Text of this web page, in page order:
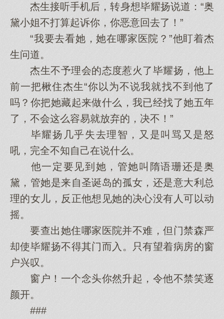
杰生接听手机后，转身想毕耀扬说道：“奥
黛小姐不打算起诉你，你恶意回去了！”
“我要去看她，她在哪家医院？”他盯着杰
生问道。
杰生不予理会的态度惹火了毕耀扬，他上
前一把楸住杰生“你以为不说我就找不到他了
吗？你把她藏起来做什么，我已经找了她五年
了，不会这么容易就放弃的，决不！”
毕耀扬几乎失去理智，又是叫骂又是怒
吼，完全不知自己在说什么。
他一定要见到她，管她叫隋语珊还是奥
黛，管她是来自圣诞岛的孤女，还是意大利总
理的女儿，反正他想见她的决心没有人可以动
摇。
要查出她住哪家医院并不难，但门禁森严
却使毕耀扬不得其门而入。只有望着病房的窗
户兴叹。
窗户！一个念头你然升起，令他不禁笑逐
颜开。
###